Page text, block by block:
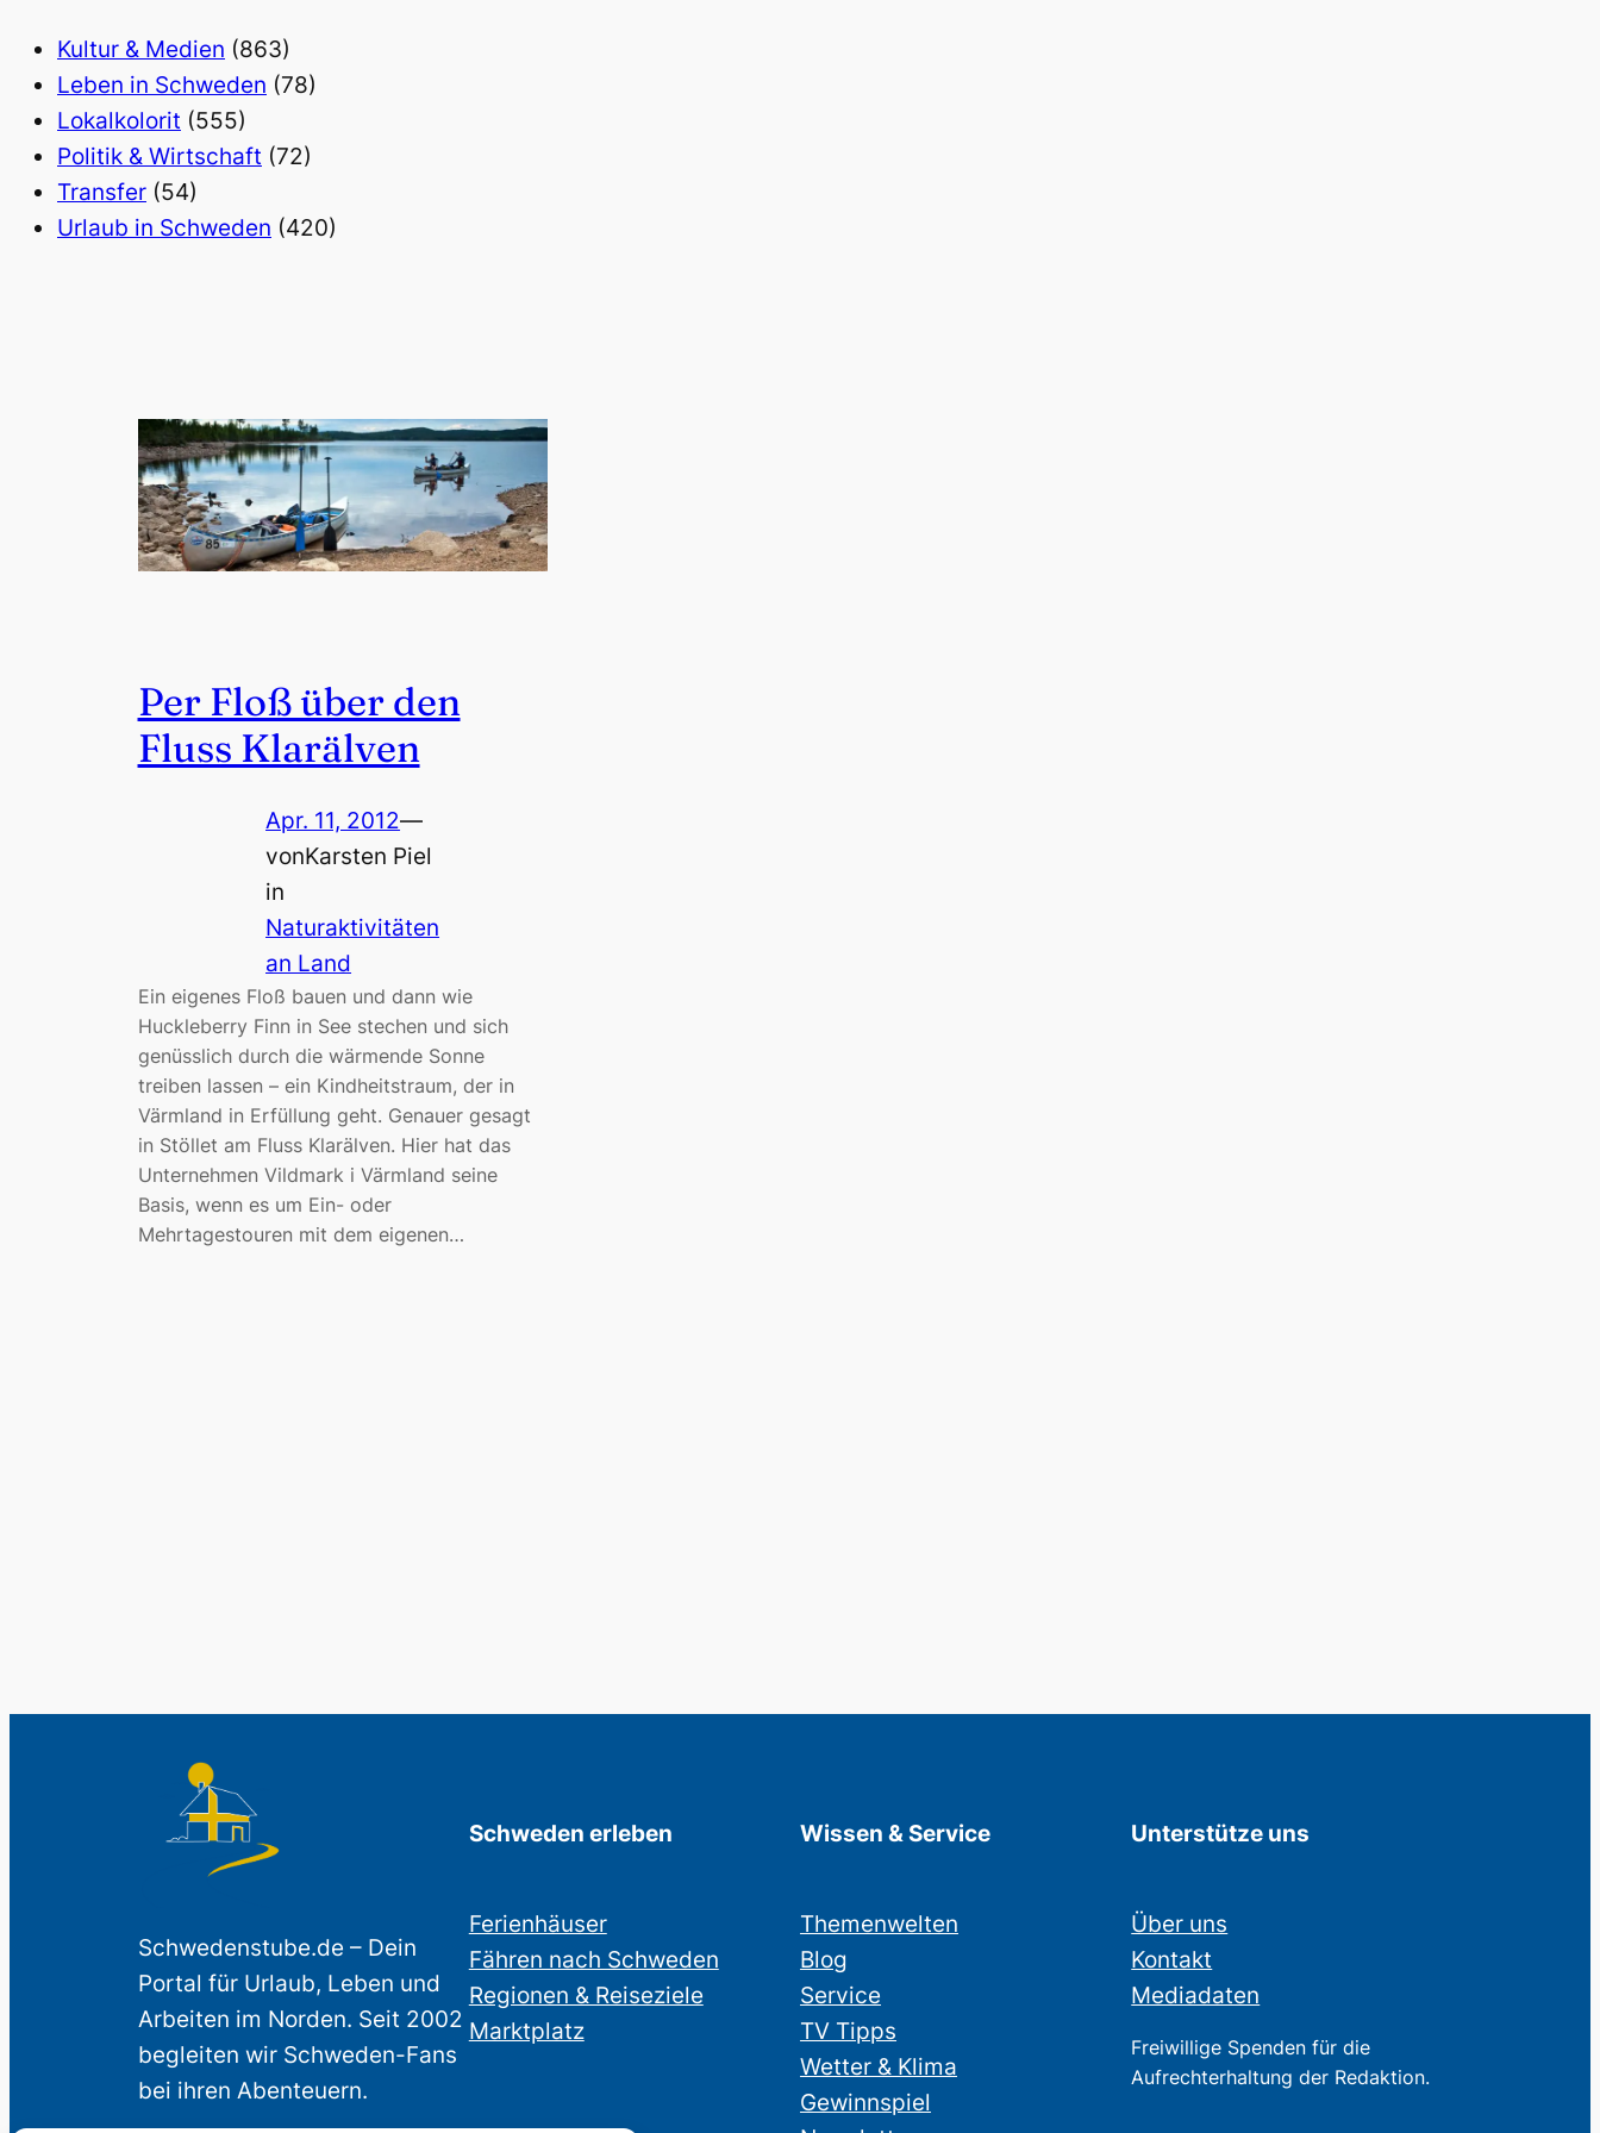
Kultur & Medien (863)
Leben in Schweden (78)
Lokalkolorit (555)
Politik & Wirtschaft (72)
Transfer (54)
Urlaub in Schweden (420)
Per Floß über den
Fluss Klarälven
Apr. 11, 2012—
vonKarsten Piel
in
Naturaktivitäten
an Land
Ein eigenes Floß bauen und dann wie
Huckleberry Finn in See stechen und sich
genüsslich durch die wärmende Sonne
treiben lassen – ein Kindheitstraum, der in
Värmland in Erfüllung geht. Genauer gesagt
in Stöllet am Fluss Klarälven. Hier hat das
Unternehmen Vildmark i Värmland seine
Basis, wenn es um Ein- oder
Mehrtagestouren mit dem eigenen…
Schwedenstube.de – Dein
Portal für Urlaub, Leben und
Arbeiten im Norden. Seit 2002
begleiten wir Schweden-Fans
bei ihren Abenteuern.
Schweden erleben
Ferienhäuser
Fähren nach Schweden
Regionen & Reiseziele
Marktplatz
Wissen & Service
Themenwelten
Blog
Service
TV Tipps
Wetter & Klima
Gewinnspiel
Unterstütze uns
Über uns
Kontakt
Mediadaten
Freiwillige Spenden für die
Aufrechterhaltung der Redaktion.